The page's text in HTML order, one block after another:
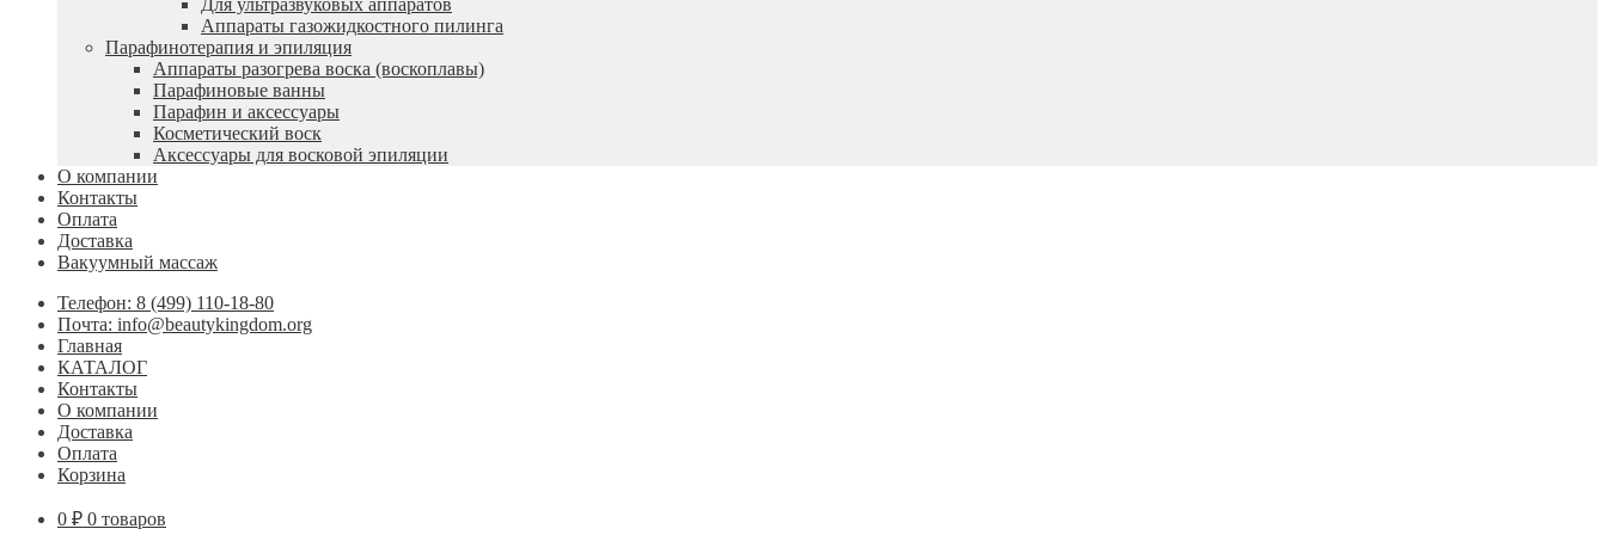
Для ультразвуковых аппаратов
Аппараты газожидкостного пилинга
Парафинотерапия и эпиляция
Аппараты разогрева воска (воскоплавы)
Парафиновые ванны
Парафин и аксессуары
Косметический воск
Аксессуары для восковой эпиляции
О компании
Контакты
Оплата
Доставка
Вакуумный массаж
Телефон: 8 (499) 110-18-80
Почта: info@beautykingdom.org
Главная
КАТАЛОГ
Контакты
О компании
Доставка
Оплата
Корзина
0 ₽ 0 товаров